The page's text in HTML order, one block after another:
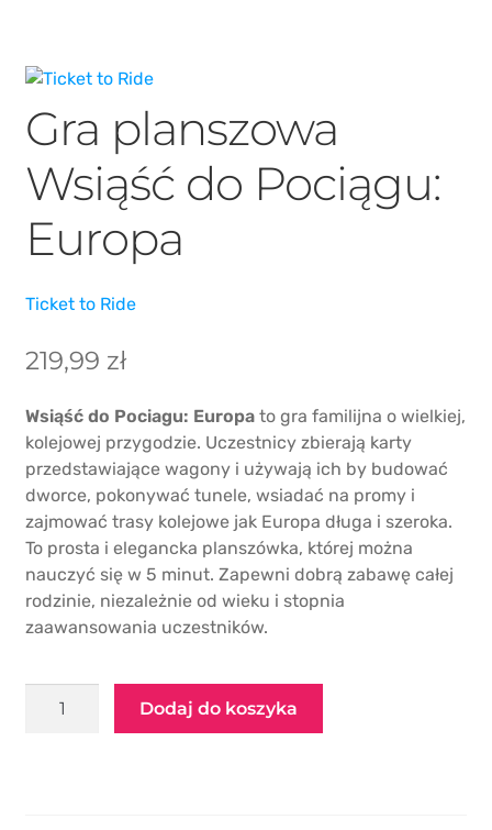
Gra planszowa
Wsiąść do Pociągu:
Europa
Ticket to Ride
219,99 zł
Wsiąść do Pociagu: Europato gra familijna o wielkiej,
kolejowej przygodzie. Uczestnicy zbierają karty
przedstawiające wagony i używają ich by budować
dworce, pokonywać tunele, wsiadać na promy i
zajmować trasy kolejowe jak Europa długa i szeroka.
To prosta i elegancka planszówka, której można
nauczyć się w 5 minut. Zapewni dobrą zabawę całej
rodzinie, niezależnie od wieku i stopnia
zaawansowania uczestników.
Dodaj do koszyka